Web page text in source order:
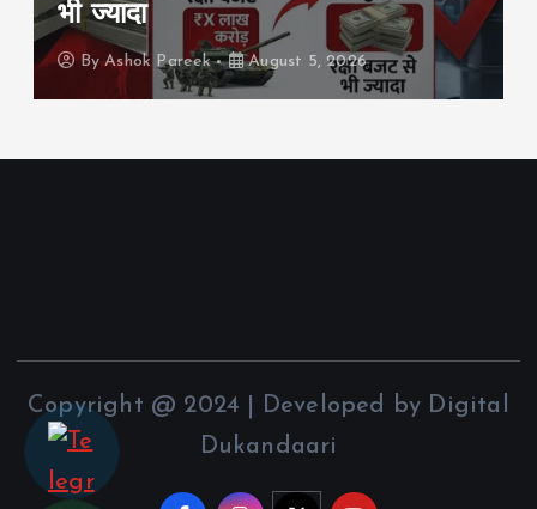
चुनावी तस्वीर?
ByAshok Pareek August 5, 2026
Copyright @ 2024 | Developed by Digital
Dukandaari